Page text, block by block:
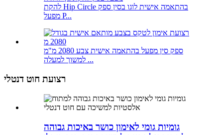
להקת Hip Circle בהתאמה אישית לוגו בסין ספק
מפעל P...
ספק סין מפעל בהתאמה אישית צבע 2080 מ"מ
למשוך למעלה ...
רצועת חוט דנטלי
גומיות גומי לאימון כושר באיכות גבוהה